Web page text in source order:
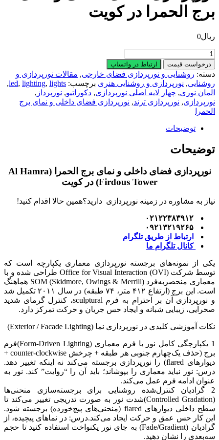
برج الحمرا در کویت
ریال0
نورپردازی
فضای
داخلی
نمای
برج
الحمرا
کویت
درخواست قیمت ارتباط در واتساپ
دسته: روشنایی و نورپردازی فضای خارجی, مقالات نورپردازی و
روشنایی, نورپردازی و روشنایی هنری برچسب: led, lighting, lights
,
المان نوری, چهار لایه اصلی نورپردازی, دکوراتیو, نورپرداز ,
نورپردازی, نورپردازی ترند, نورپردازی فضای داخلی و نمای برج
الحمرا
توضیحات
توضیحات
نورپردازی فضای داخلی و نمای برج الحمرا (Al Hamra
Firdous Tower) در کویت
نیاز به مشاوره در زمینه نورپردازی دارید؟همین حالا اقدام کنید!
ارتباط از طریق تلگرام
کانال تلگرام ما
یکی از نمونه‌های برجسته نورپردازی معماری یکپارچه است که
توسط شرکت Office for Visual Interaction (OVI) طراحی شده و با
معماری منحصربه‌فرد SOM (Skidmore, Owings & Merrill) هماهنگ
است. این برج (ارتفاع ۴۱۲ متر، ۷۴ طبقه) در سال ۲۰۱۱ تکمیل شد
و نورپردازی آن بر احترام به فرم sculptural، کنترل گرمای شدید
صحرایی، زیبایی شبانه و ایجاد حس جریان و حرکت تمرکز دارد.
نکات آموزشی کلیدی در نورپردازی نما (Exterior / Facade Lighting)
1 یکپارچگی کامل نور با فرم معماری (Form-Driven Lighting) فرم
برج (حذف یک‌چهارم جنوبی هر طبقه + چرخش counter-clockwise +
دیوارهای flared) را نورپردازی برجسته می‌کند نه اینکه تغییر دهد.
درس: نور نباید معماری را بپوشاند؛ باید آن را “روایت” کند. نور به
عنوان ادامه فرم عمل می‌کند.
2 گرادیان کنترل‌شده روشنایی برای برجسته‌سازی منحنی‌ها
(Controlled Gradation) شدت نور به صورت تدریجی تغییر می‌کند تا
سطح داخلی دیوارهای flared (منحنی‌های پیچ‌خورده) برجسته شود.
این کار حس عمق و حرکت ایجاد می‌کند. درس: در نماهای پیچیده، از
گرادیان (Fade/Gradient) به جای نور یکنواخت استفاده کنید تا حجم
سه‌بعدی را نشان دهید.